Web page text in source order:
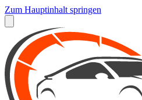
Zum Hauptinhalt springen